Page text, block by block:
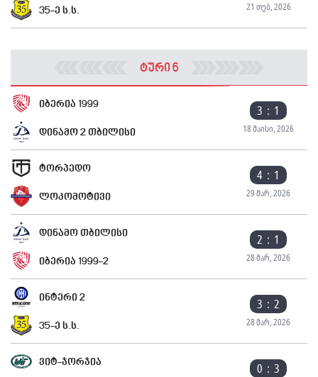
21 თებ, 2026
35-ე ს.ს.
ტური 6
იბერია 1999 3 : 1
18 მაისი, 2026
დინამო 2 თბილისი
ტორპედო 4 : 1
29 მარ, 2026
ლოკომოტივი
დინამო თბილისი 2 : 1
28 მარ, 2026
იბერია 1999-2
ინტერი 2 3 : 2
28 მარ, 2026
35-ე ს.ს.
ვიტ-ჯორჯია 0 : 3